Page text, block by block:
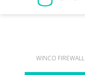
WINCO FIREWALL